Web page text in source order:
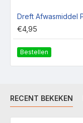
€4,95
Bestellen
RECENT BEKEKEN